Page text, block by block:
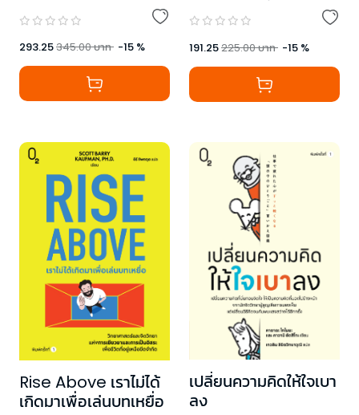
293.25345.00บาท -15 % 191.25225.00บาท -15 %
Rise Above เราไม่ได้
เกิดมาเพื่อเล่นบทเหยื่อ
เปลี่ยนความคิดให้ใจเบา
ลง